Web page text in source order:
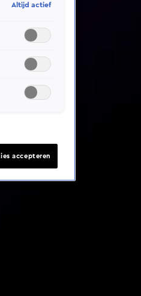
Altijd actief
accepteren